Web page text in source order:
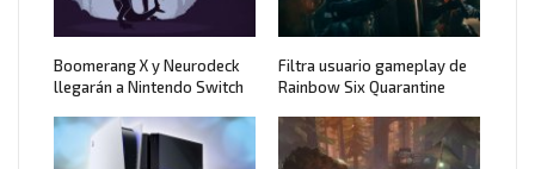
Boomerang X y Neurodeck
llegarán a Nintendo Switch
Filtra usuario gameplay de
Rainbow Six Quarantine